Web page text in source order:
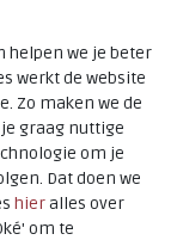
helpen we je beter
werkt de website
Zo maken we de
graag nuttige
om je
Dat doen we
hieralles over
om te